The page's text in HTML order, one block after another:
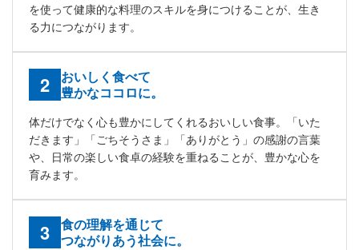
を使って健康的な料理のスキルを身につけることが、生き
る力につながります。
おいしく食べて
豊かなココロに。
体だけでなく心も豊かにしてくれるおいしい食事。「いた
だきます」「ごちそうさま」「ありがとう」の感謝の言葉
や、日常の楽しい食卓の経験を重ねることが、豊かな心を
育みます。
食の理解を通じて
つながりあう社会に。